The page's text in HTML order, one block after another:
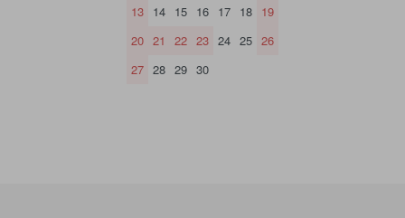
13 14 15 16 17 18 19
20 21 22 23 24 25 26
27 28 29 30